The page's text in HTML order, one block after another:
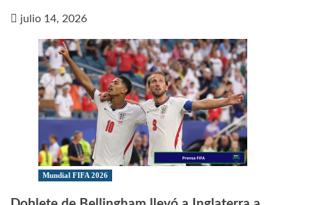
julio 14, 2026
Mundial FIFA 2026